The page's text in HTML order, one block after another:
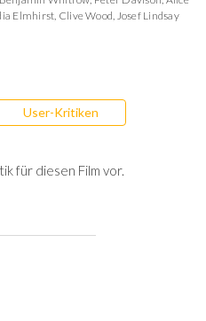
Elmhirst, Clive Wood, Josef Lindsay
User-Kritiken
für diesen Film vor.